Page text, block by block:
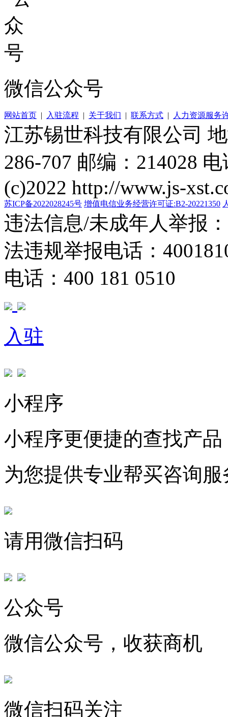
微信公众号
网站首页 | 入驻流程 | 关于我们 | 联系方式 | 人力资源服务
江苏锡世科技有限公司
286-707 邮编：214028
(c)2022 http://www.js-
苏ICP备2022028245号 增值电信业务经营许可证:B2-20221350
违法信息/未成年人举报
法违规举报电话：
电话：400 181 0510
入驻
小程序
小程序更便捷的查找产品
为您提供专业帮买咨询服
请用微信扫码
公众号
微信公众号，收获商机
微信扫码关注